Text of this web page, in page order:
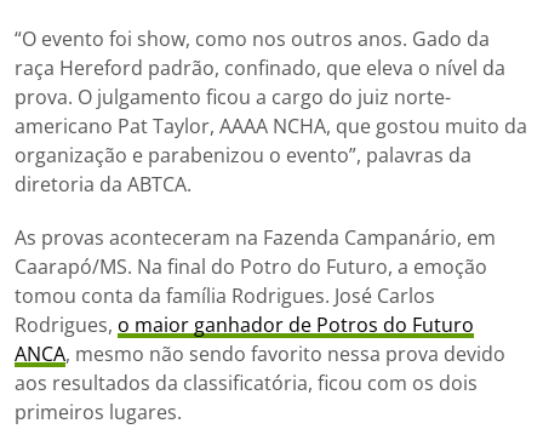
“O evento foi show, como nos outros anos. Gado da
raça Hereford padrão, confinado, que eleva o nível da
prova. O julgamento ficou a cargo do juiz norte-
americano Pat Taylor, AAAA NCHA, que gostou muito da
organização e parabenizou o evento”, palavras da
diretoria da ABTCA.
As provas aconteceram na Fazenda Campanário, em
Caarapó/MS. Na final do Potro do Futuro, a emoção
tomou conta da família Rodrigues. José Carlos
Rodrigues, o maior ganhador de Potros do Futuro
ANCA, mesmo não sendo favorito nessa prova devido
aos resultados da classificatória, ficou com os dois
primeiros lugares.